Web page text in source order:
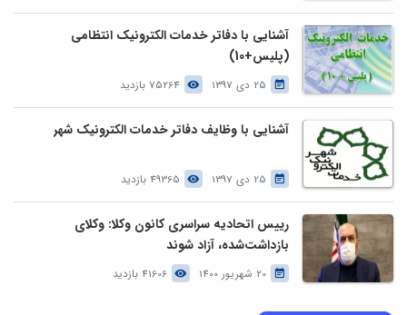
آشنایی با دفاتر خدمات الکترونیک انتظامی
(پلیس+10)
25 دی 1397 75264 بازدید
آشنایی با وظایف دفاتر خدمات الکترونیک شهر
25 دی 1397 49365 بازدید
رییس اتحادیه سراسری کانون وکلا: وکلای
بازداشت‌شده، آزاد شوند
20 شهریور 1400 41606 بازدید